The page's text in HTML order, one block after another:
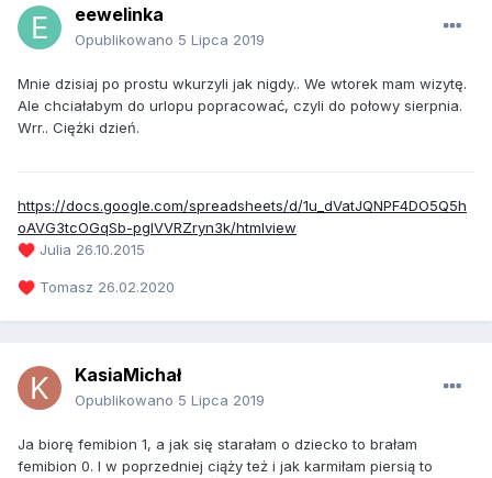
eewelinka
Opublikowano 5 Lipca 2019
Mnie dzisiaj po prostu wkurzyli jak nigdy.. We wtorek mam wizytę.
Ale chciałabym do urlopu popracować, czyli do połowy sierpnia.
Wrr.. Ciężki dzień.
https://docs.google.com/spreadsheets/d/1u_dVatJQNPF4DO5Q5h
oAVG3tcOGqSb-pglVVRZryn3k/htmlview
♥️ Julia 26.10.2015
♥️ Tomasz 26.02.2020
KasiaMichał
Opublikowano 5 Lipca 2019
Ja biorę femibion 1, a jak się starałam o dziecko to brałam
femibion 0. I w poprzedniej ciąży też i jak karmiłam piersią to